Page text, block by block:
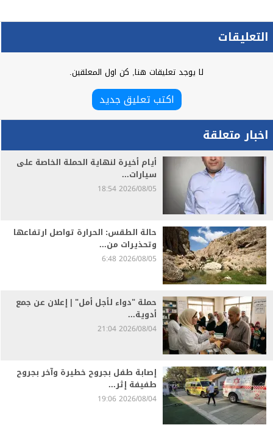
التعليقات
لا يوجد تعليقات هنا, كن اول المعلقين.
اكتب تعليق جديد
اخبار متعلقة
أيام أخيرة لنهاية الحملة الخاصة على
سيارات...
2026/08/05 18:54
حالة الطقس: الحرارة تواصل ارتفاعها
وتحذيرات من...
2026/08/05 6:48
حملة "دواء لأجل أمل" | إعلان عن جمع
أدوية...
2026/08/04 21:04
إصابة طفل بجروح خطيرة وآخر بجروح
طفيفة إثر...
2026/08/04 19:06